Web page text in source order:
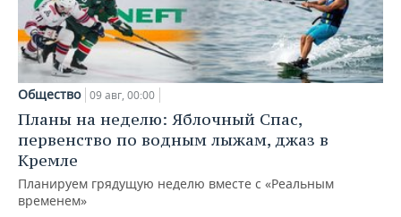
Общество 09 авг, 00:00
Планы на неделю: Яблочный Спас,
первенство по водным лыжам, джаз в
Кремле
Планируем грядущую неделю вместе с «Реальным
временем»